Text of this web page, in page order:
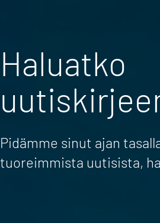
Haluatko
Pidämme sinut ajan
tuoreimmista uutisista,